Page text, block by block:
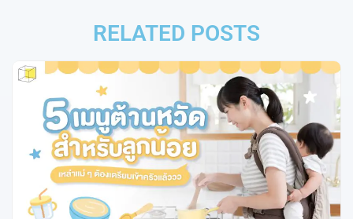
RELATED POSTS